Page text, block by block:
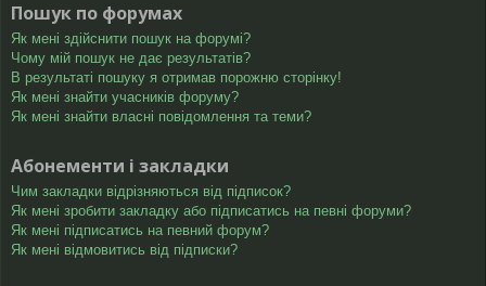
Пошук по форумах
Як мені здійснити пошук на форумі?
Чому мій пошук не дає результатів?
В результаті пошуку я отримав порожню сторінку!
Як мені знайти учасників форуму?
Як мені знайти власні повідомлення та теми?
Абонементи і закладки
Чим закладки відрізняються від підписок?
Як мені зробити закладку або підписатись на певні форуми?
Як мені підписатись на певний форум?
Як мені відмовитись від підписки?